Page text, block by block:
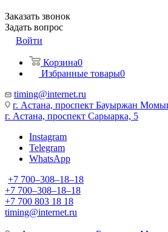
Заказать звонок
Задать вопрос
Войти
Корзина0
Избранные товары0
timing@internet.ru
г. Астана, проспект Бауыржан
г. Астана, проспект Сарыарка, 5
Instagram
Telegram
WhatsApp
+7 700‒308‒18‒18
+7 700‒308‒18‒18
+7 700 803 18 18
timing@internet.ru